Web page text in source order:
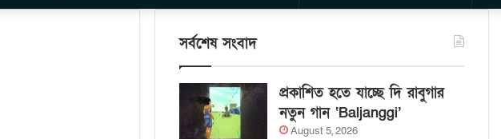
for
সর্বশেষ সংবাদ
প্রকাশিত হতে যাচ্ছে দি রাবুগার
নতুন গান ‘Baljanggi’
August 5, 2026